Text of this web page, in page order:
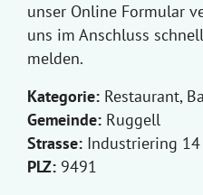
unser Online Formular
uns im Anschluss
melden.
Kategorie: Restaurant,
Gemeinde: Ruggell
Strasse: Industriering 14
PLZ: 9491